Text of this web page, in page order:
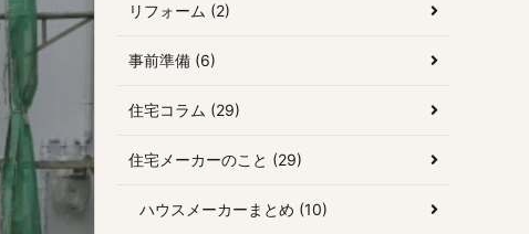
リフォーム (2)
事前準備 (6)
住宅コラム (29)
住宅メーカーのこと (29)
ハウスメーカーまとめ (10)